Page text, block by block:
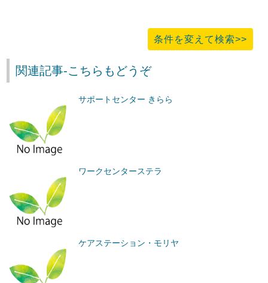
条件を変えて検索>>
関連記事-こちらもどうぞ
サポートセンター きらら
ワークセンターステラ
ケアステーション・モリヤ